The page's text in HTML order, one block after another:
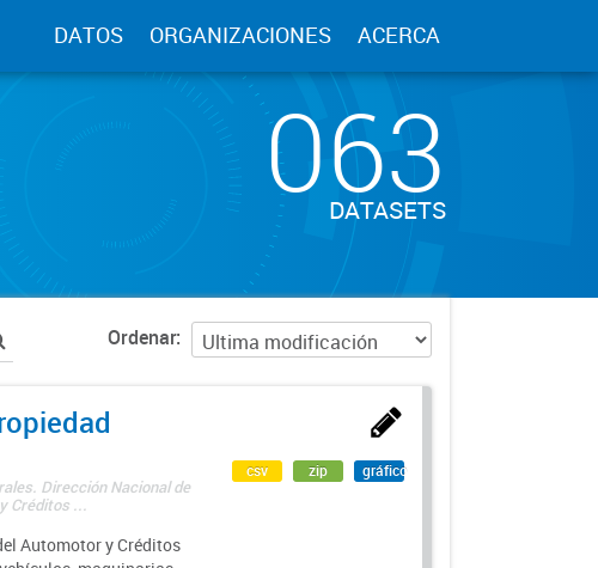
DATOS ORGANIZACIONES ACERCA
063
DATASETS
Ordenar
Dirección Nacional de
Créditos ...
Automotor y Créditos
csv zip gráfico